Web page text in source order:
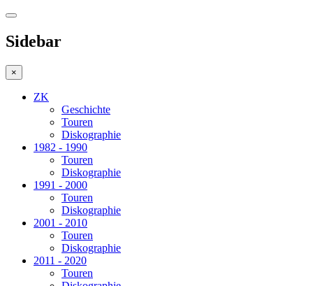
Sidebar
×
ZK
Geschichte
Touren
Diskographie
1982 - 1990
Touren
Diskographie
1991 - 2000
Touren
Diskographie
2001 - 2010
Touren
Diskographie
2011 - 2020
Touren